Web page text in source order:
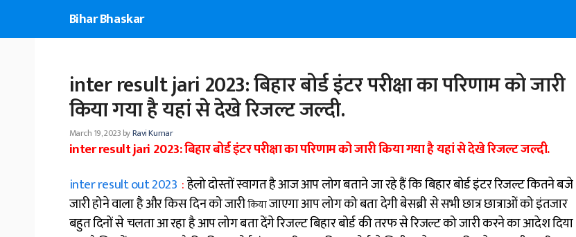
content
Bihar Bhaskar
inter result jari 2023: बिहार बोर्ड इंटर परीक्षा का परिणाम को जारी
किया गया है यहां से देखे रिजल्ट जल्दी.
March 19, 2023byRavi Kumar
inter result jari 2023: बिहार बोर्ड इंटर परीक्षा का परिणाम को जारी किया गया है यहां से देखे रिजल्ट जल्दी.
inter result out 2023 :हेलो दोस्तों स्वागत है आज आप लोग बताने जा रहे हैं कि बिहार बोर्ड इंटर रिजल्ट कितने बजे
जारी होने वाला है और किस दिन को जारीकियाजाएगा आप लोग को बता देगी बेसब्री से सभी छात्र छात्राओं को इंतजार
बहुत दिनों से चलता आ रहा है आप लोग बता देंगे रिजल्ट बिहार बोर्ड की तरफ से रिजल्ट को जारी करने का आदेश दिया